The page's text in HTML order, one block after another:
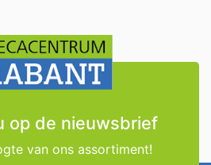
op de nieuwsbrief
van ons assortiment!